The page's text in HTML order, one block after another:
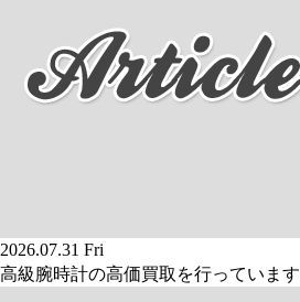
2026.07.31 Fri
高級腕時計の高価買取を行っています